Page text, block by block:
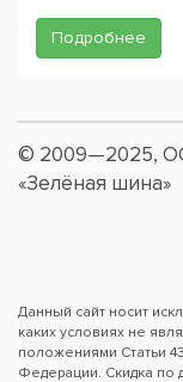
Подробнее
© 2009—2025,
«Зелёная шина»
Данный сайт носит
каких условиях не
положениями Статьи
Федерации. Скидка по